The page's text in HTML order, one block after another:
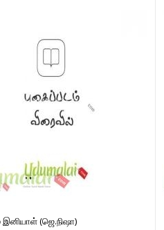
இனியாள் (ஜெ.நிஷா)